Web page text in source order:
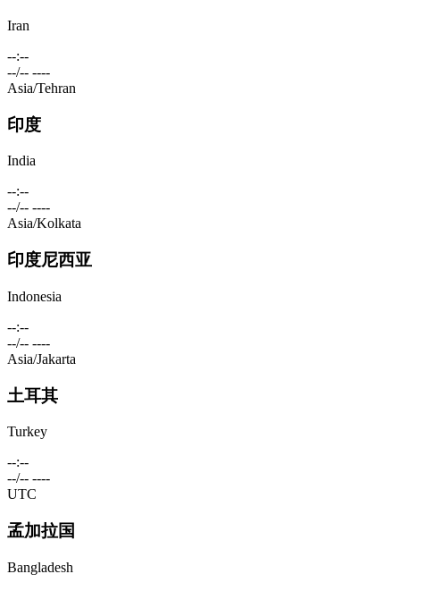
Iran
--:--
--/-- ----
Asia/Tehran
印度
India
--:--
--/-- ----
Asia/Kolkata
印度尼西亚
Indonesia
--:--
--/-- ----
Asia/Jakarta
土耳其
Turkey
--:--
--/-- ----
UTC
孟加拉国
Bangladesh